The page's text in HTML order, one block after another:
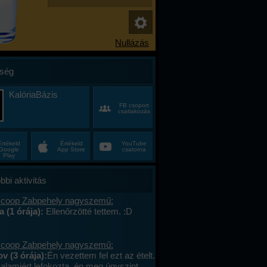
KalóriaBázis
FB csoport
csatlakozás
Play
Értékeld
App Store
YouTube
csatorna
aktivitás
Zabpehely nagyszemű:
(1 órája): Ellenőrzötté tettem. :D
Zabpehely nagyszemű:
(3 órája):Én vezettem fel ezt az ételt.